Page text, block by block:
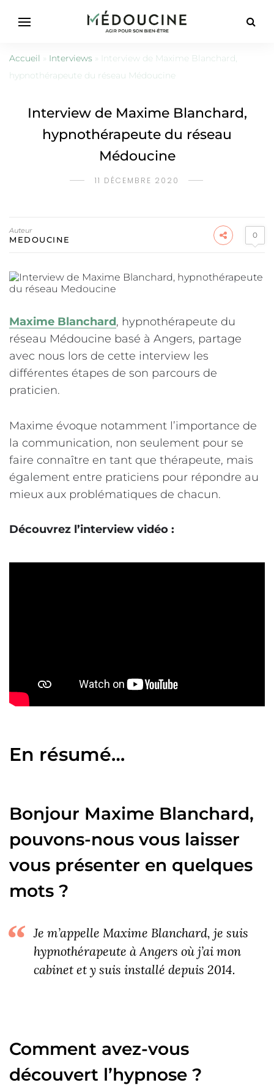
Accueil » Interviews »
Interview de Maxime Blanchard,
hypnothérapeute du réseau Médoucine
Interview de Maxime Blanchard,
hypnothérapeute du réseau
Médoucine
11 DÉCEMBRE 2020
Auteur
MEDOUCINE 0
Maxime Blanchard, hypnothérapeute du
réseau Médoucine basé à Angers, partage
avec nous lors de cette interview les
différentes étapes de son parcours de
praticien.
Maxime évoque notamment l’importance de
la communication, non seulement pour se
faire connaître en tant que thérapeute, mais
également entre praticiens pour répondre au
mieux aux problématiques de chacun.
Découvrez l’interview vidéo :
En résumé…
Bonjour Maxime Blanchard,
pouvons-nous vous laisser
vous présenter en quelques
mots ?
Je m’appelle Maxime Blanchard, je suis
hypnothérapeute à Angers où j’ai mon
cabinet et y suis installé depuis 2014.
Comment avez-vous
découvert l’hypnose ?